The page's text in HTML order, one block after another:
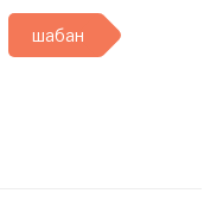
шабан